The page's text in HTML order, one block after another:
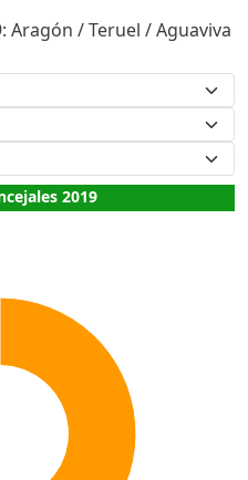
Aragón / Teruel / Aguaviva
2019